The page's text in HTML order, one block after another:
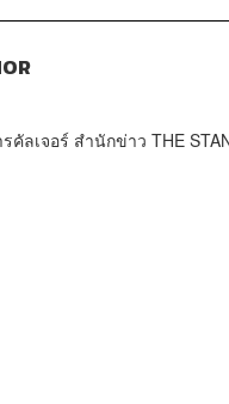
ลเจอร์ สำนักข่าว THE